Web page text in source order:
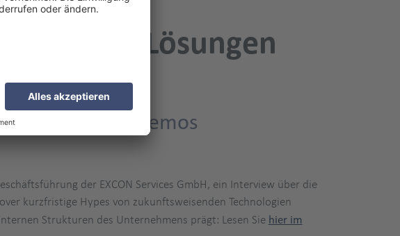
Lösungen
Bettina Guggemos
der EXCON Services GmbH, ein Interview über die
kurzfristige Hypes von zukunftsweisenden Technologien
Strukturen des Unternehmens prägt: Lesen Sie hier im